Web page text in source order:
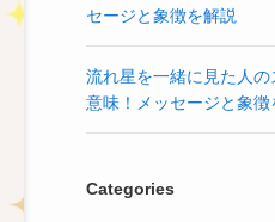
セージと象徴を解説
流れ星を一緒に見た人
意味！メッセージと象徴
Categories